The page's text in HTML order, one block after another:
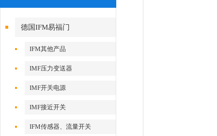
德国IFM易福门
IFM其他产品
IMF压力变送器
IMF开关电源
IMF接近开关
IFM传感器、流量开关